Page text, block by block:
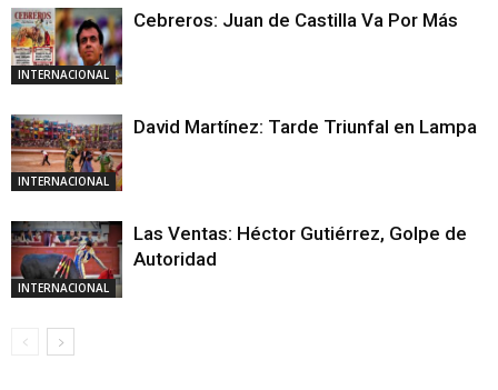
INTERNACIONAL
Cebreros: Juan de Castilla Va Por Más
INTERNACIONAL
David Martínez: Tarde Triunfal en Lampa
INTERNACIONAL
Las Ventas: Héctor Gutiérrez, Golpe de
Autoridad